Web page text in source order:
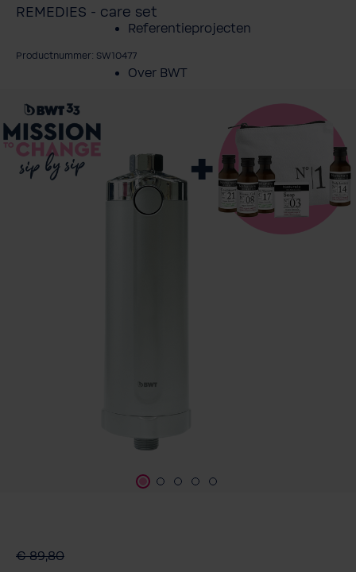
Referentieprojecten
Over BWT
Vind een installateur
REMEDIES - care set
Productnummer: SW10477
€ 89,80